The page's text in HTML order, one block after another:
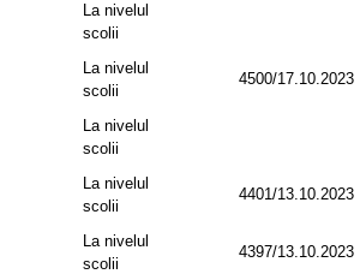
La nivelul
scolii
La nivelul
scolii
4500/17.10.2023
La nivelul
scolii
La nivelul
scolii
4401/13.10.2023
La nivelul
scolii
4397/13.10.2023